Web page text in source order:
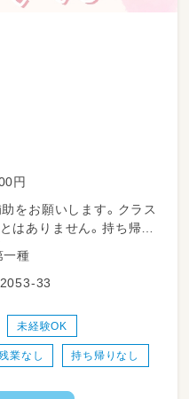
円
をお願いします。クラス
はありません。持ち帰り
一種
33
未経験OK
業なし 持ち帰りなし